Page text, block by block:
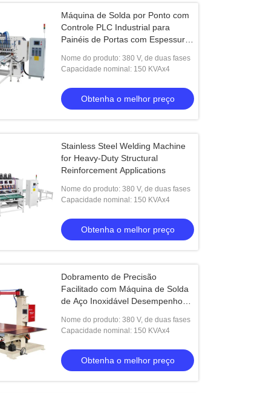
Máquina de Solda por Ponto com
Controle PLC Industrial para
Painéis de Portas com Espessura
380V Bifásica
Nome do produto: 380 V, de duas fases
Capacidade nominal: 150 KVAx4
Obtenha o melhor preço
Stainless Steel Welding Machine
for Heavy-Duty Structural
Reinforcement Applications
Nome do produto: 380 V, de duas fases
Capacidade nominal: 150 KVAx4
Obtenha o melhor preço
Dobramento de Precisão
Facilitado com Máquina de Solda
de Aço Inoxidável Desempenho
Nome do produto: 380 V, de duas fases
Capacidade nominal: 150 KVAx4
Obtenha o melhor preço